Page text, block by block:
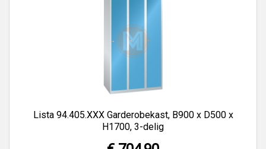
Lista 94.405.XXX Garderobekast, B900 x D500 x
H1700, 3-delig